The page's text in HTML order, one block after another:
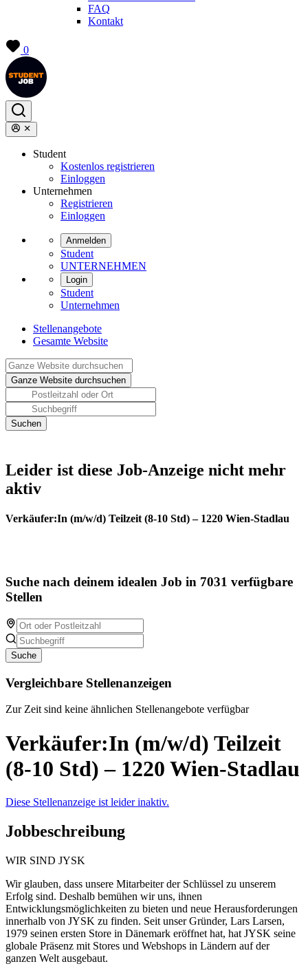
FAQ
Kontakt
0
Student
Kostenlos registrieren
Einloggen
Unternehmen
Registrieren
Einloggen
Anmelden
Student
UNTERNEHMEN
Login
Student
Unternehmen
Stellenangebote
Gesamte Website
Leider ist diese Job-Anzeige nicht mehr
aktiv
Verkäufer:In (m/w/d) Teilzeit (8-10 Std) – 1220 Wien-Stadlau
Suche nach deinem idealen Job in 7031 verfügbare
Stellen
Suche
Vergleichbare Stellenanzeigen
Zur Zeit sind keine ähnlichen Stellenangebote verfügbar
Verkäufer:In (m/w/d) Teilzeit
(8-10 Std) – 1220 Wien-Stadlau
Diese Stellenanzeige ist leider inaktiv.
Jobbeschreibung
WIR SIND JYSK
Wir glauben, dass unsere Mitarbeiter der Schlüssel zu unserem
Erfolg sind. Deshalb bemühen wir uns, ihnen
Entwicklungsmöglichkeiten zu bieten und neue Herausforderungen
innerhalb von JYSK zu finden. Seit unser Gründer, Lars Larsen,
1979 seinen ersten Store in Dänemark eröffnet hat, hat JYSK seine
globale Präsenz mit Stores und Webshops in Ländern auf der
ganzen Welt ausgebaut.